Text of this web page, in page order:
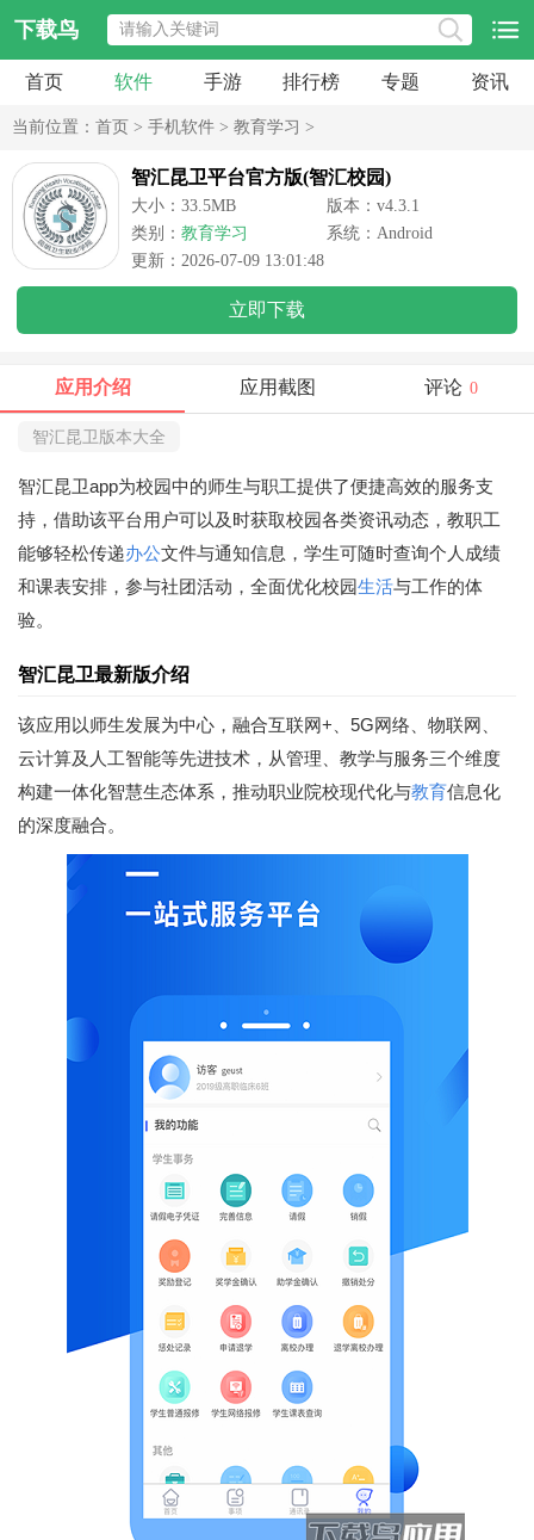
下载鸟
首页 软件 手游 排行榜 专题 资讯
当前位置： 首页 > 手机软件 > 教育学习 >
智汇昆卫平台官方版(智汇校园)
大小：33.5MB
版本：v4.3.1
类别： 教育学习
系统：Android
更新：2026-07-09 13:01:48
立即下载
应用介绍 应用截图 评论 0
智汇昆卫版本大全
智汇昆卫app为校园中的师生与职工提供了便捷高效的服务支
持，借助该平台用户可以及时获取校园各类资讯动态，教职工
能够轻松传递办公文件与通知信息，学生可随时查询个人成绩
和课表安排，参与社团活动，全面优化校园生活与工作的体
验。
智汇昆卫最新版介绍
该应用以师生发展为中心，融合互联网+、5G网络、物联网、
云计算及人工智能等先进技术，从管理、教学与服务三个维度
构建一体化智慧生态体系，推动职业院校现代化与教育信息化
的深度融合。